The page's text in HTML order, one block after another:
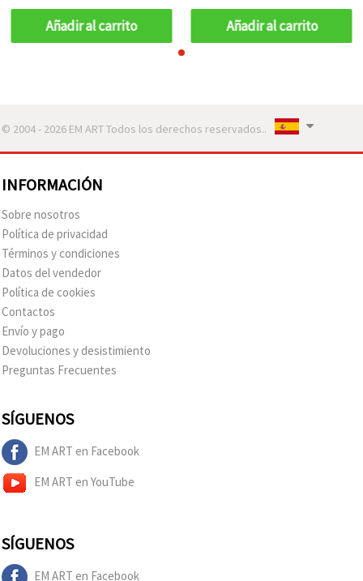
creativos
Añadir al carrito
creativos
Añadir al carrito
© 2004 - 2026 EM ART Todos los derechos reservados..
INFORMACIÓN
Sobre nosotros
Política de privacidad
Términos y condiciones
Datos del vendedor
Política de cookies
Contactos
Envío y pago
Devoluciones y desistimiento
Preguntas Frecuentes
SÍGUENOS
EM ART en Facebook
EM ART en YouTube
SÍGUENOS
EM ART en Facebook